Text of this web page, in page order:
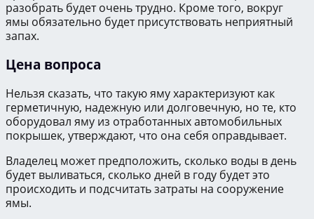
разобрать будет очень трудно. Кроме того, вокруг
ямы обязательно будет присутствовать неприятный
запах.
Цена вопроса
Нельзя сказать, что такую яму характеризуют как
герметичную, надежную или долговечную, но те, кто
оборудовал яму из отработанных автомобильных
покрышек, утверждают, что она себя оправдывает.
Владелец может предположить, сколько воды в день
будет выливаться, сколько дней в году будет это
происходить и подсчитать затраты на сооружение
ямы.